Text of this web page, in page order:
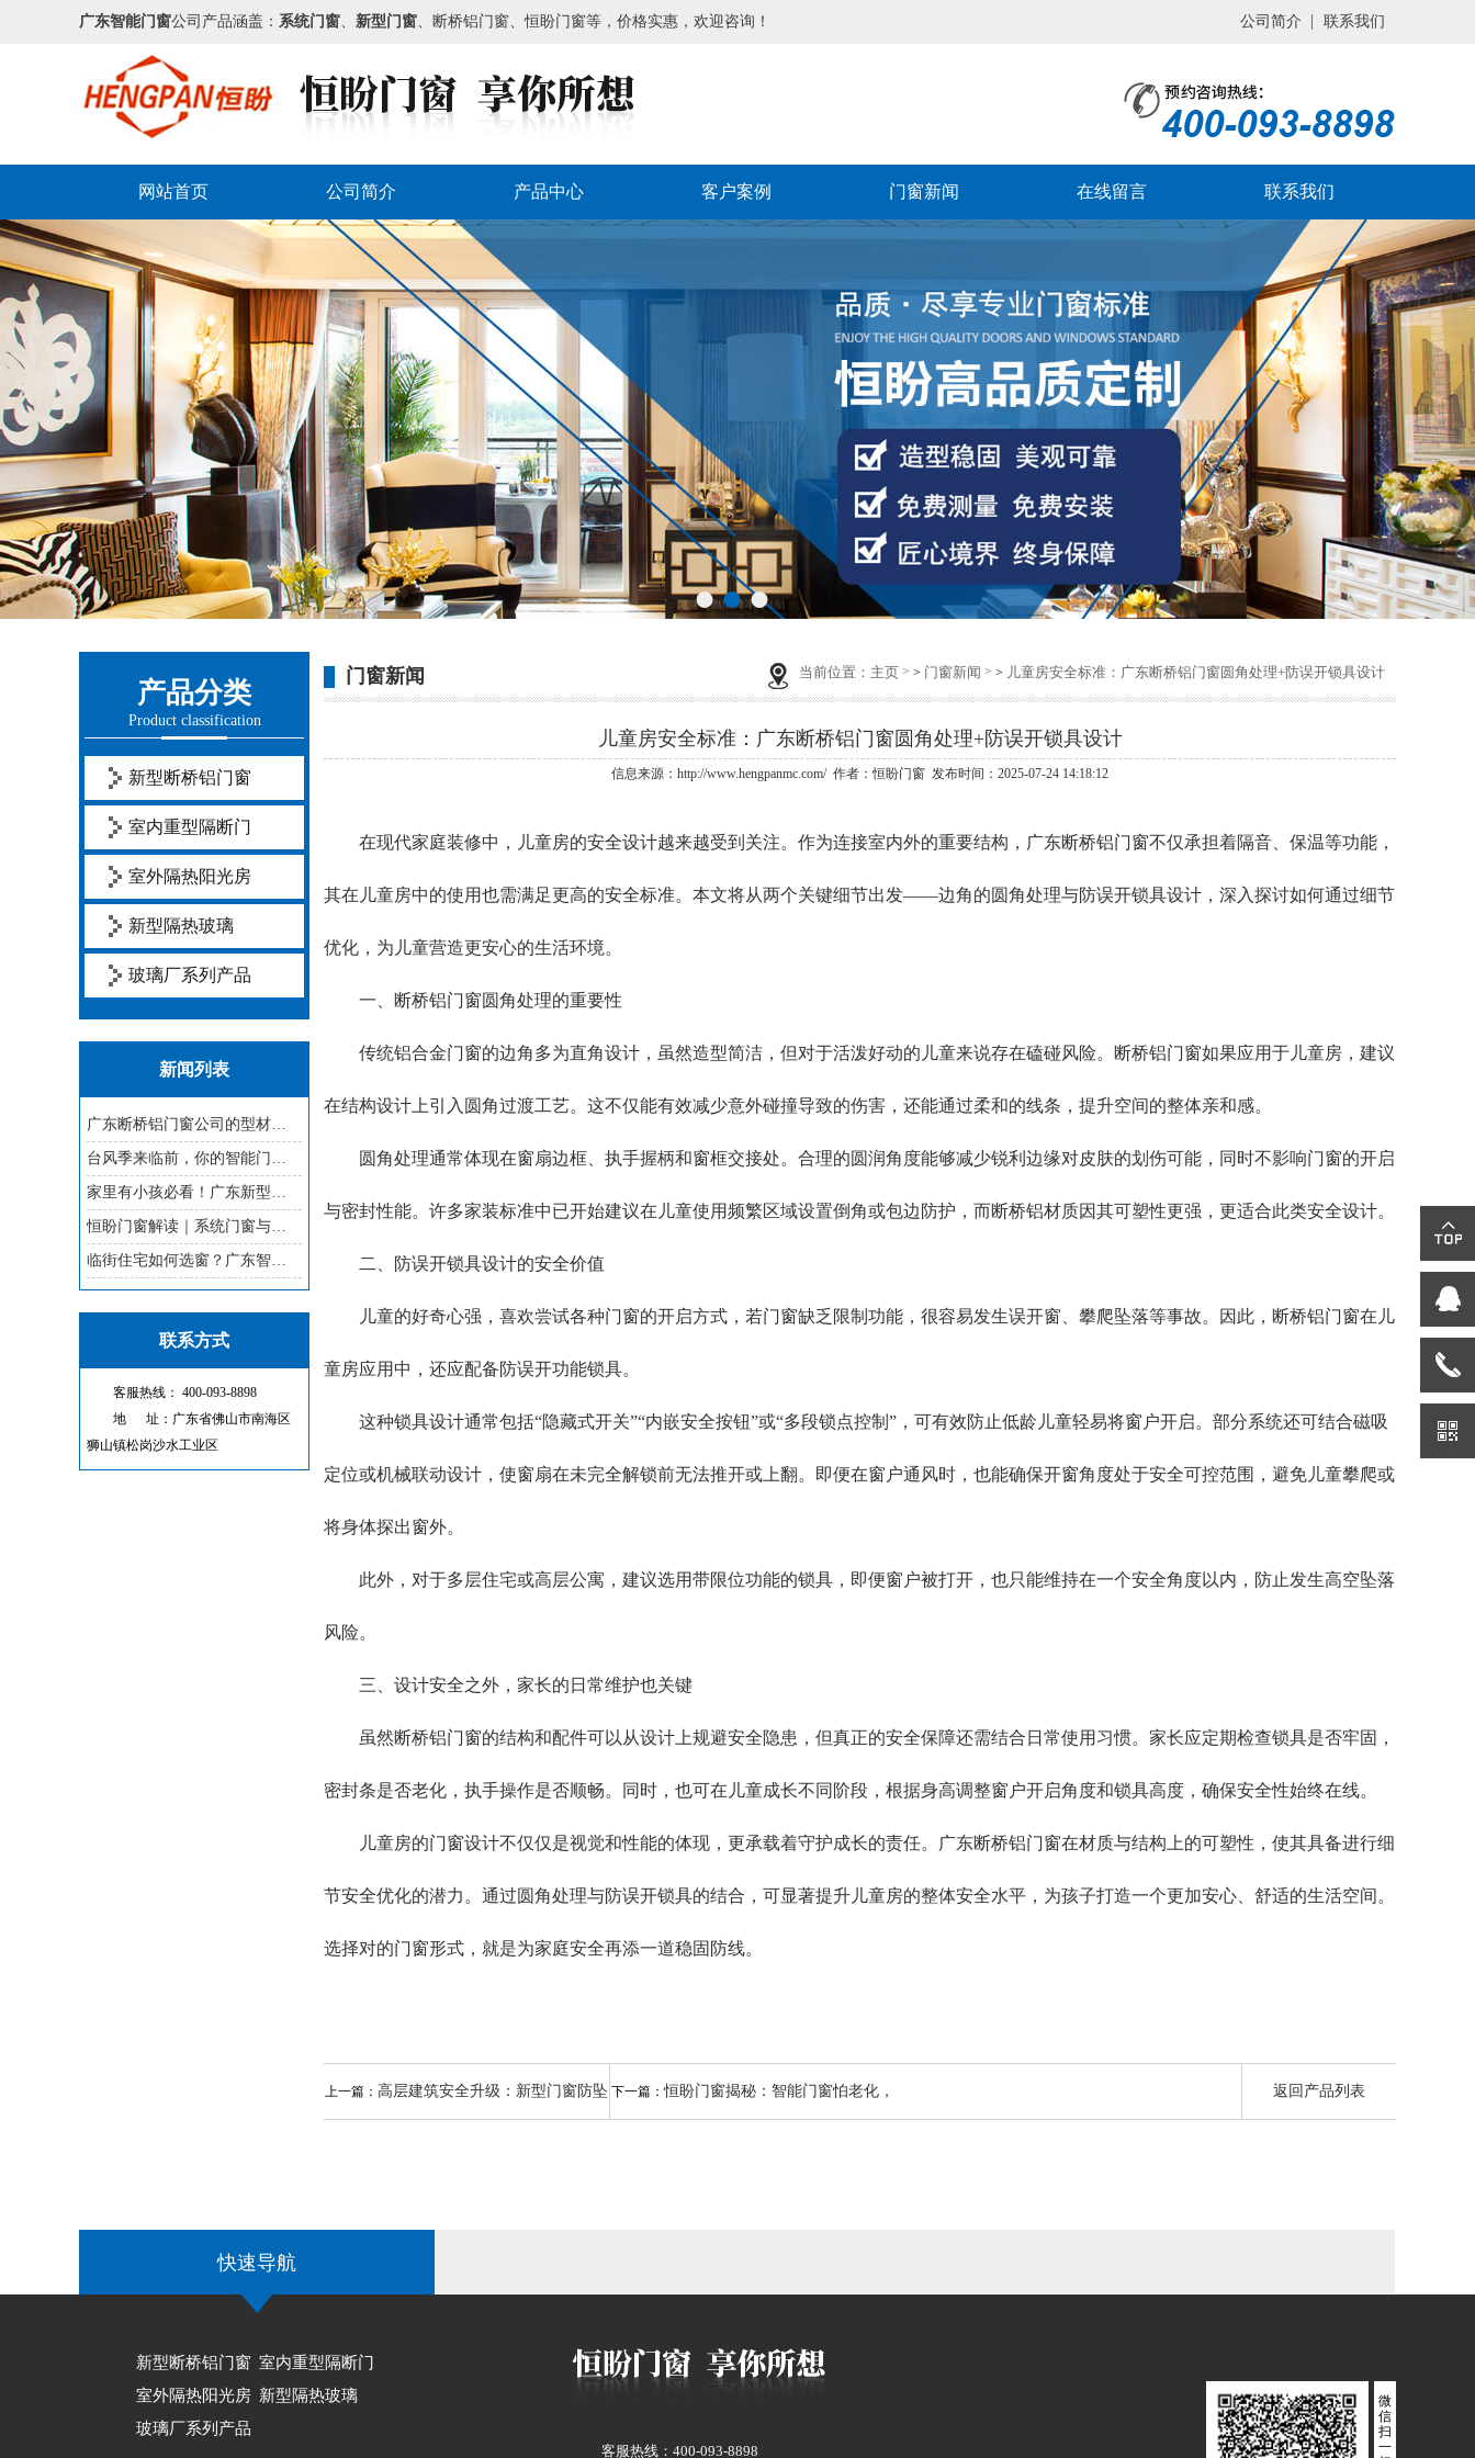
广东智能门窗公司产品涵盖： 系统门窗、 新型门窗、断桥铝门窗、恒盼门窗等，价格实惠，欢迎咨询！ 公司简介 联系我们
网站首页 公司简介 产品中心 客户案例 门窗新闻 在线留言 联系我们
产品分类
Product classification
新型断桥铝门窗
室内重型隔断门
室外隔热阳光房
新型隔热玻璃
玻璃厂系列产品
新闻列表
广东断桥铝门窗公司的型材壁厚，
台风季来临前，你的智能门窗需要
家里有小孩必看！广东新型门窗的
恒盼门窗解读｜系统门窗与普通门
临街住宅如何选窗？广东智能门窗
联系方式
客服热线： 400-093-8898
地 址：广东省佛山市南海区
狮山镇松岗沙水工业区
门窗新闻 当前位置： 主页 > 门窗新闻 > 儿童房安全标准：广东断桥铝门窗圆角处理+防误开锁具设计
儿童房安全标准：广东断桥铝门窗圆角处理+防误开锁具设计
信息来源：http://www.hengpanmc.com/ 作者：恒盼门窗 发布时间：2025-07-24 14:18:12
在现代家庭装修中，儿童房的安全设计越来越受到关注。作为连接室内外的重要结构， 广东断桥铝门窗不仅承担着隔音、保温等功能，
其在儿童房中的使用也需满足更高的安全标准。本文将从两个关键细节出发——边角的圆角处理与防误开锁具设计，深入探讨如何通过细节
优化，为儿童营造更安心的生活环境。
一、断桥铝门窗圆角处理的重要性
传统铝合金门窗的边角多为直角设计，虽然造型简洁，但对于活泼好动的儿童来说存在磕碰风险。断桥铝门窗如果应用于儿童房，建议
在结构设计上引入圆角过渡工艺。这不仅能有效减少意外碰撞导致的伤害，还能通过柔和的线条，提升空间的整体亲和感。
圆角处理通常体现在窗扇边框、执手握柄和窗框交接处。合理的圆润角度能够减少锐利边缘对皮肤的划伤可能，同时不影响门窗的开启
与密封性能。许多家装标准中已开始建议在儿童使用频繁区域设置倒角或包边防护，而断桥铝材质因其可塑性更强，更适合此类安全设计。
二、防误开锁具设计的安全价值
儿童的好奇心强，喜欢尝试各种门窗的开启方式，若门窗缺乏限制功能，很容易发生误开窗、攀爬坠落等事故。因此，断桥铝门窗在儿
童房应用中，还应配备防误开功能锁具。
这种锁具设计通常包括“隐藏式开关”“内嵌安全按钮”或“多段锁点控制”，可有效防止低龄儿童轻易将窗户开启。部分系统还可结合磁吸
定位或机械联动设计，使窗扇在未完全解锁前无法推开或上翻。即便在窗户通风时，也能确保开窗角度处于安全可控范围，避免儿童攀爬或
将身体探出窗外。
此外，对于多层住宅或高层公寓，建议选用带限位功能的锁具，即便窗户被打开，也只能维持在一个安全角度以内，防止发生高空坠落
风险。
三、设计安全之外，家长的日常维护也关键
虽然断桥铝门窗的结构和配件可以从设计上规避安全隐患，但真正的安全保障还需结合日常使用习惯。家长应定期检查锁具是否牢固，
密封条是否老化，执手操作是否顺畅。同时，也可在儿童成长不同阶段，根据身高调整窗户开启角度和锁具高度，确保安全性始终在线。
儿童房的门窗设计不仅仅是视觉和性能的体现，更承载着守护成长的责任。广东断桥铝门窗在材质与结构上的可塑性，使其具备进行细
节安全优化的潜力。通过圆角处理与防误开锁具的结合，可显著提升儿童房的整体安全水平，为孩子打造一个更加安心、舒适的生活空间。
选择对的门窗形式，就是为家庭安全再添一道稳固防线。
上一篇： 高层建筑安全升级：新型门窗防坠 下一篇：恒盼门窗揭秘：智能门窗怕老化， 返回产品列表
快速导航
新型断桥铝门窗 室内重型隔断门
室外隔热阳光房 新型隔热玻璃
玻璃厂系列产品
客服热线：400-093-8898
微
信
扫
一